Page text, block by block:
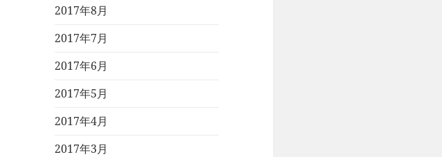
2017年8月
2017年7月
2017年6月
2017年5月
2017年4月
2017年3月